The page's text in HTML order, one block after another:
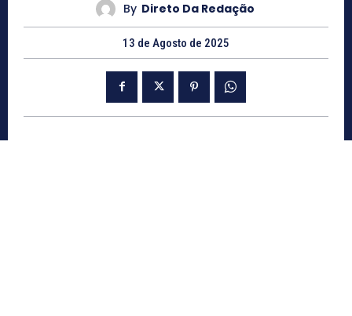
By Direto Da Redação
13 de Agosto de 2025